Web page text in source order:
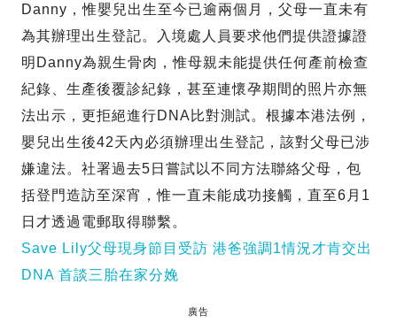
Danny，惟嬰兒出生至今已逾兩個月，父母一直未有
為其辦理出生登記。入境處人員要求他們提供證據證
明Danny為親生骨肉，惟母親未能提供任何產前檢查
紀錄、生產後覆診紀錄，甚至連懷孕期間的照片亦無
法出示，更拒絕進行DNA比對測試。根據本港法例，
嬰兒出生後42天內必須辦理出生登記，該對父母已涉
嫌違法。社署過去5日嘗試以不同方法聯絡父母，包
括登門造訪至深宵，惟一直未能成功接觸，直至6月1
日才透過電郵取得聯繫。
Save Lily父母現身節目受訪 港爸強調1情況才肯交出
DNA 首談三胎在家分娩
廣告